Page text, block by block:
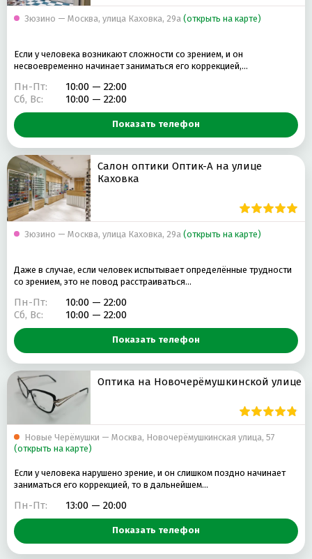
ЛИНЗОМАТ ГОТОВЫЕ ОЧКИ СПРЕЙ ДЛЯ ОЧКОВ
ПОЛЯРИЗАЦИОННЫЕ ОЧКИ ОТТЕНОЧНЫЕ ЛИНЗЫ
ЗАМЕНА ЛИНЗ В ОЧКАХ ОЧКИ-ТРЕНАЖЕРЫ
УВЛАЖНЯЮЩИЕ КАПЛИ ДЛЯ ГЛАЗ ДВУХНЕДЕЛЬНЫЕ ЛИНЗЫ
ОКРАШИВАНИЕ ЛИНЗ ЗАМЕНА ОПРАВЫ
Зюзино — Москва, улица Каховка, 29а(открыть на карте)
Если у человека возникают сложности со зрением, и он
несвоевременно начинает заниматься его коррекцией,…
Пн-Пт:
10:00 — 22:00
Сб, Вс:
10:00 — 22:00
Показать телефон
Салон оптики Оптик-А на улице
Каховка
Зюзино — Москва, улица Каховка, 29а(открыть на карте)
Даже в случае, если человек испытывает определённые трудности
со зрением, это не повод расстраиваться…
Пн-Пт:
10:00 — 22:00
Сб, Вс:
10:00 — 22:00
Показать телефон
Оптика на Новочерёмушкинской улице
Новые Черёмушки — Москва, Новочерёмушкинская улица, 57
(открыть на карте)
Если у человека нарушено зрение, и он слишком поздно начинает
заниматься его коррекцией, то в дальнейшем…
Пн-Пт: 13:00 — 20:00
Показать телефон